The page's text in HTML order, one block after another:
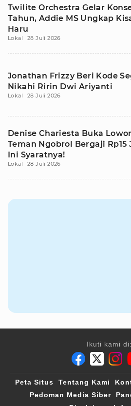
Twilite Orchestra Gelar
Tahun, Addie MS Ungkap
Haru
Lokal 28 Juli 2026
Jonathan Frizzy Beri Kode
Nikahi Ririn Dwi Ariyanti
Lokal 28 Juli 2026
Denise Chariesta Buka
Teman Ngobrol Bergaji Rp15
Ini Syaratnya!
Lokal 28 Juli 2026
Ikuti kami di:
Peta Situs Tentang Kami
Pedoman Media Siber